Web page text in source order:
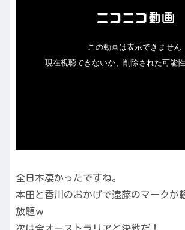
全日本凄かったですね。
本田と香川のおかげで遠藤のマークが
放題ｗ